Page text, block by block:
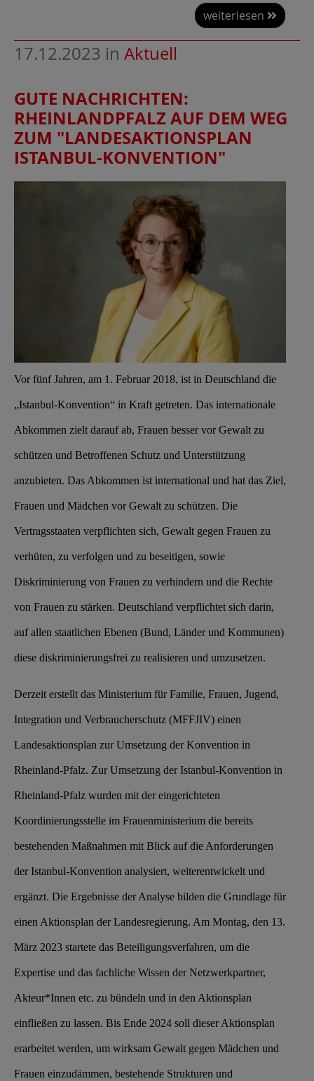
weiterlesen
17.12.2023 in Aktuell
GUTE NACHRICHTEN:
RHEINLANDPFALZ AUF DEM WEG
ZUM "LANDESAKTIONSPLAN
ISTANBUL-KONVENTION"
Vor fünf Jahren, am 1. Februar 2018, ist in Deutschland die
„Istanbul-Konvention“ in Kraft getreten. Das internationale
Abkommen zielt darauf ab, Frauen besser vor Gewalt zu
schützen und Betroffenen Schutz und Unterstützung
anzubieten. Das Abkommen ist international und hat das Ziel,
Frauen und Mädchen vor Gewalt zu schützen. Die
Vertragsstaaten verpflichten sich, Gewalt gegen Frauen zu
verhüten, zu verfolgen und zu beseitigen, sowie
Diskriminierung von Frauen zu verhindern und die Rechte
von Frauen zu stärken. Deutschland verpflichtet sich darin,
auf allen staatlichen Ebenen (Bund, Länder und Kommunen)
diese diskriminierungsfrei zu realisieren und umzusetzen.
Derzeit erstellt das Ministerium für Familie, Frauen, Jugend,
Integration und Verbraucherschutz (MFFJIV) einen
Landesaktionsplan zur Umsetzung der Konvention in
Rheinland-Pfalz. Zur Umsetzung der Istanbul-Konvention in
Rheinland-Pfalz wurden mit der eingerichteten
Koordinierungsstelle im Frauenministerium die bereits
bestehenden Maßnahmen mit Blick auf die Anforderungen
der Istanbul-Konvention analysiert, weiterentwickelt und
ergänzt. Die Ergebnisse der Analyse bilden die Grundlage für
einen Aktionsplan der Landesregierung. Am Montag, den 13.
März 2023 startete das Beteiligungsverfahren, um die
Expertise und das fachliche Wissen der Netzwerkpartner,
Akteur*Innen etc. zu bündeln und in den Aktionsplan
einfließen zu lassen. Bis Ende 2024 soll dieser Aktionsplan
erarbeitet werden, um wirksam Gewalt gegen Mädchen und
Frauen einzudämmen, bestehende Strukturen und